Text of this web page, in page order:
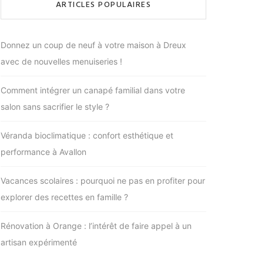
ARTICLES POPULAIRES
Donnez un coup de neuf à votre maison à Dreux
avec de nouvelles menuiseries !
Comment intégrer un canapé familial dans votre
salon sans sacrifier le style ?
Véranda bioclimatique : confort esthétique et
performance à Avallon
Vacances scolaires : pourquoi ne pas en profiter pour
explorer des recettes en famille ?
Rénovation à Orange : l’intérêt de faire appel à un
artisan expérimenté